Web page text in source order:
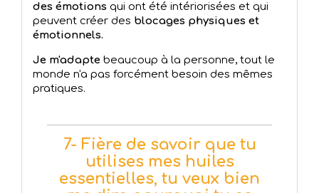
des émotions qui ont été intériorisées et qui
peuvent créer des blocages physiques et
émotionnels.
Je m'adapte beaucoup à la personne, tout le
monde n'a pas forcément besoin des mêmes
pratiques.
7- Fière de savoir que tu
utilises mes huiles
essentielles, tu veux bien